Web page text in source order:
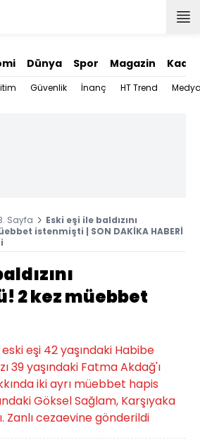
Dünya Spor Magazin Kadın
Güvenlik İnanç HT Trend
Sayfa
Eski eşi ile baldızını
istenmişti | SON DAKİKA HABERİ
2 kez müebbet
eşi 42 yaşındaki Habibe
39 yaşındaki Fatma Akdağ'ı
iki ayrı müebbet hapis
Göksel Sağlam, Karşıyaka
Zanlı cezaevine gönderildi